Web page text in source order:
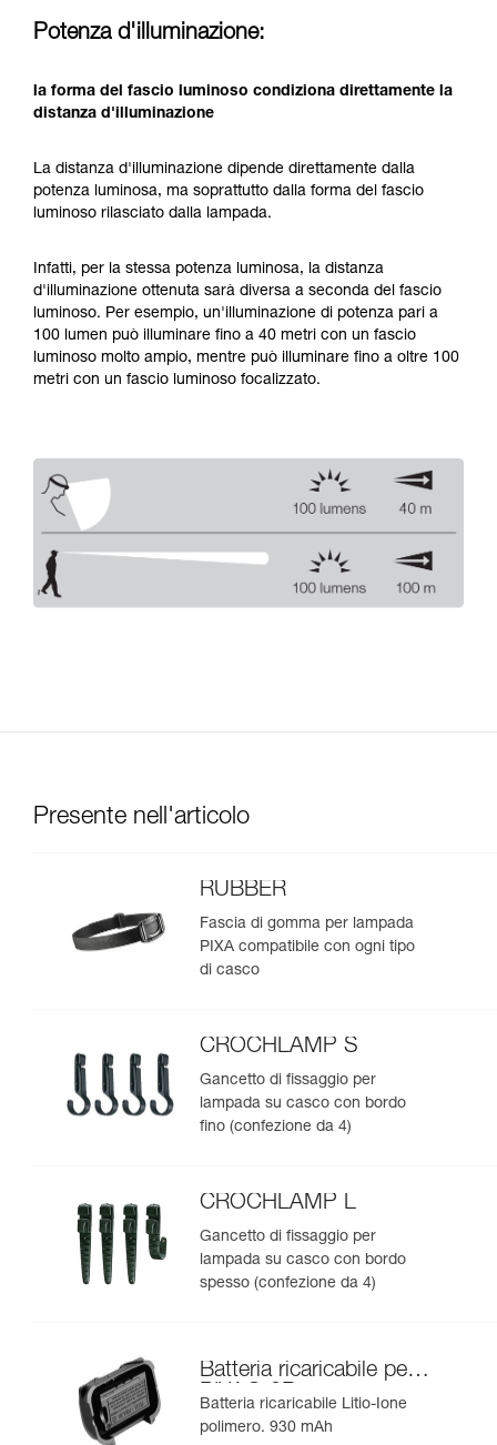
Potenza d'illuminazione:
la forma del fascio luminoso condiziona direttamente la
distanza d'illuminazione
La distanza d'illuminazione dipende direttamente dalla
potenza luminosa, ma soprattutto dalla forma del fascio
luminoso rilasciato dalla lampada.
Infatti, per la stessa potenza luminosa, la distanza
d'illuminazione ottenuta sarà diversa a seconda del fascio
luminoso. Per esempio, un'illuminazione di potenza pari a
100 lumen può illuminare fino a 40 metri con un fascio
luminoso molto ampio, mentre può illuminare fino a oltre 100
metri con un fascio luminoso focalizzato.
Presente nell'articolo
RUBBER
Fascia di gomma per lampada
PIXA compatibile con ogni tipo
di casco
CROCHLAMP S
Gancetto di fissaggio per
lampada su casco con bordo
fino (confezione da 4)
CROCHLAMP L
Gancetto di fissaggio per
lampada su casco con bordo
spesso (confezione da 4)
Batteria ricaricabile per
PIXA® 3R
Batteria ricaricabile Litio-Ione
polimero. 930 mAh